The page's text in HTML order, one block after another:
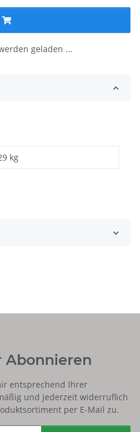
geladen ...
kg
Abonnieren
entsprechend Ihrer
und jederzeit widerruflich
per E-Mail zu.